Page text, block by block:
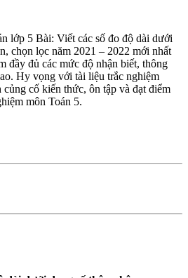
lớp 5 Bài: Viết các số đo độ dài dưới
chọn lọc năm 2021 – 2022 mới nhất
đầy đủ các mức độ nhận biết, thông
Hy vọng với tài liệu trắc nghiệm
cố kiến thức, ôn tập và đạt điểm
môn Toán 5.